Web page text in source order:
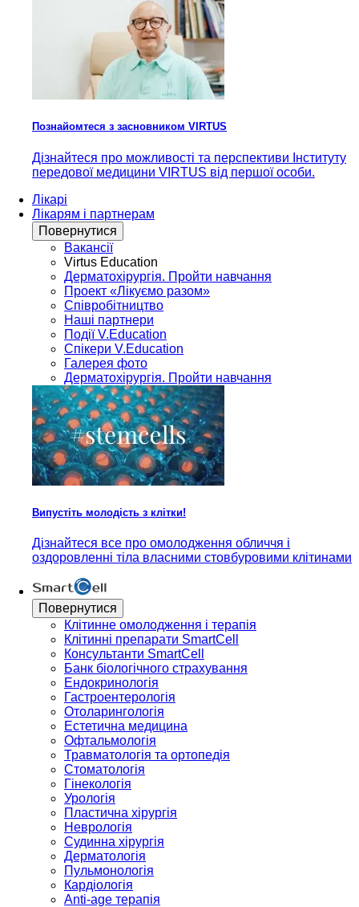
Познайомтеся з засновником VIRTUS
Дізнайтеся про можливості та перспективи Інституту
передової медицини VIRTUS від першої особи.
Лікарі
Лікарям і партнерам
Повернутися
Вакансії
Virtus Education
Дерматохірургія. Пройти навчання
Проект «Лікуємо разом»
Співробітництво
Наші партнери
Події V.Education
Спікери V.Education
Галерея фото
Дерматохірургія. Пройти навчання
Випустіть молодість з клітки!
Дізнайтеся все про омолодження обличчя і
оздоровленні тіла власними стовбуровими клітинами
Повернутися
Клітинне омолодження і терапія
Клітинні препарати SmartCell
Консультанти SmartCell
Банк бiологiчного страхування
Ендокринологія
Гастроентерологія
Отоларингологія
Естетична медицина
Офтальмологія
Травматологія та ортопедія
Стоматологія
Гінекологія
Урологія
Пластична хірургія
Неврологія
Судинна хірургія
Дерматологія
Пульмонологія
Кардiологія
Anti-age терапія